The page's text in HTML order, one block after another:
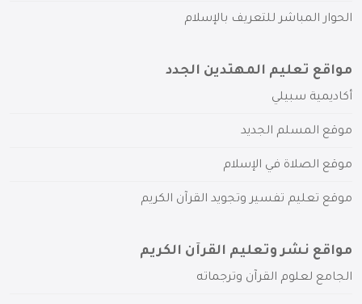
الحوار المباشر للتعريف بالإسلام
مواقع تعليم المهتدين الجدد
أكاديمية سبيلي
موقع المسلم الجديد
موقع الصلاة في الإسلام
موقع تعليم تفسير وتجويد القرآن الكريم
مواقع نشر وتعليم القرآن الكريم
الجامع لعلوم القرآن وترجماته